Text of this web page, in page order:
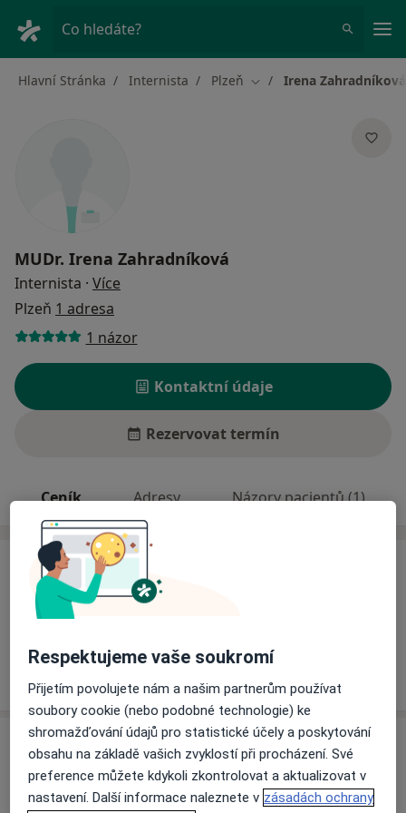
Co hledáte?
Hlavní Stránka Internista Plzeň Změna města
Irena Zahradníková
MUDr. Irena Zahradníková
Internista · Více
Plzeň 1 adresa
1 názor
Kontaktní údaje
Rezervovat termín
Ceník Adresy Názory pacientů (1)
Ceník
Informace o službách a cenách nejsou k dispozici
svých službách.
Adresa
Interní ambulance
Tylova 502/39, Plzeň301 00
Respektujeme vaše soukromí
Přijetím povolujete nám a našim partnerům používat
soubory cookie (nebo podobné technologie) ke
shromažďování údajů pro statistické účely a poskytování
obsahu na základě vašich zvyklostí při procházení. Své
preference můžete kdykoli zkontrolovat a aktualizovat v
nastavení. Další informace naleznete v zásadách ochrany